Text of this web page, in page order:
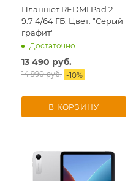
Планшет REDMI Pad 2
9.7 4/64 ГБ. Цвет: "Серый
графит"
Достаточно
13 490 руб.
14 990руб. -10%
В КОРЗИНУ